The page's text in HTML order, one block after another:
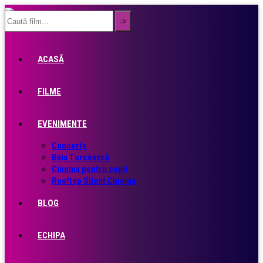
ACASĂ
FILME
EVENIMENTE
Concerte
Baia Turcească
Cinema pentru copii
Rooftop Silent Cinema
BLOG
ECHIPA